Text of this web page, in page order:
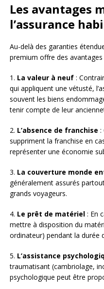
Les avantages
l’assurance
Au-delà des garanties
premium offre des
1. La valeur à neuf :
qui appliquent une vétusté,
souvent les biens
tenir compte de leur
2. L’absence de franchise :
suppriment la franchise en
représenter une économie
3. La couverture monde
généralement assurés
grands voyageurs.
4. Le prêt de matériel : En
mettre à disposition du
ordinateur) pendant la durée
5. L’assistance
traumatisant (cambriolage,
psychologique peut être